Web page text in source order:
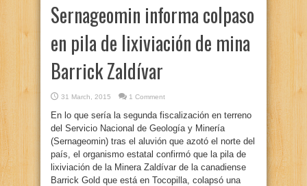
Sernageomin informa colpaso
en pila de lixiviación de mina
Barrick Zaldívar
31 March, 2015 1 Comment
En lo que sería la segunda fiscalización en terreno
del Servicio Nacional de Geología y Minería
(Sernageomin) tras el aluvión que azotó el norte del
país, el organismo estatal confirmó que la pila de
lixiviación de la Minera Zaldívar de la canadiense
Barrick Gold que está en Tocopilla, colapsó una